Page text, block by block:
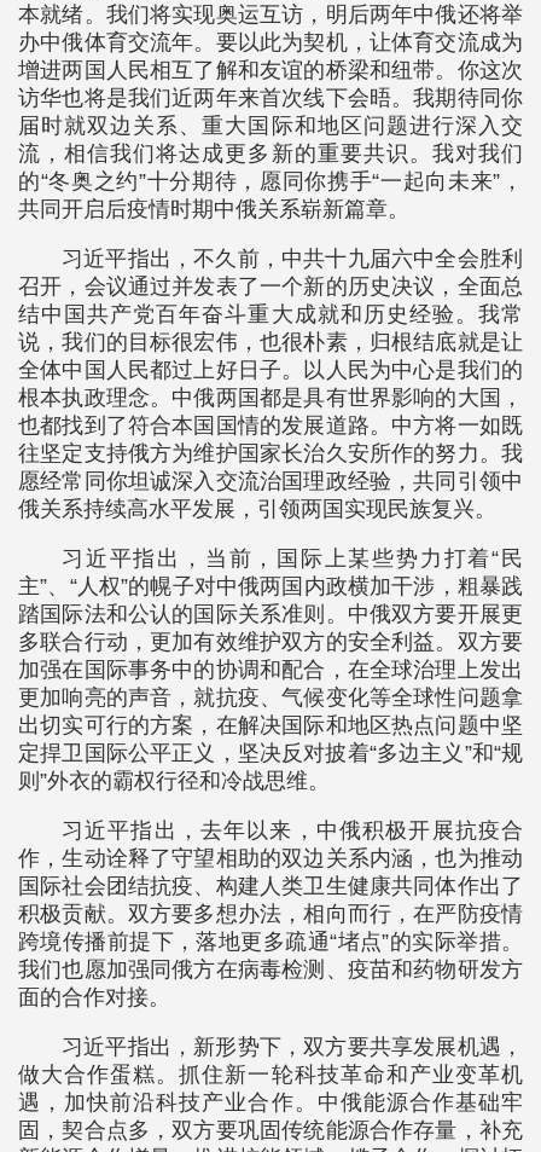
本就绪。我们将实现奥运互访，明后两年中俄还将举
办中俄体育交流年。要以此为契机，让体育交流成为
增进两国人民相互了解和友谊的桥梁和纽带。你这次
访华也将是我们近两年来首次线下会晤。我期待同你
届时就双边关系、重大国际和地区问题进行深入交
流，相信我们将达成更多新的重要共识。我对我们
的“冬奥之约”十分期待，愿同你携手“一起向未来”，
共同开启后疫情时期中俄关系崭新篇章。
习近平指出，不久前，中共十九届六中全会胜利
召开，会议通过并发表了一个新的历史决议，全面总
结中国共产党百年奋斗重大成就和历史经验。我常
说，我们的目标很宏伟，也很朴素，归根结底就是让
全体中国人民都过上好日子。以人民为中心是我们的
根本执政理念。中俄两国都是具有世界影响的大国，
也都找到了符合本国国情的发展道路。中方将一如既
往坚定支持俄方为维护国家长治久安所作的努力。我
愿经常同你坦诚深入交流治国理政经验，共同引领中
俄关系持续高水平发展，引领两国实现民族复兴。
习近平指出，当前，国际上某些势力打着“民
主”、“人权”的幌子对中俄两国内政横加干涉，粗暴践
踏国际法和公认的国际关系准则。中俄双方要开展更
多联合行动，更加有效维护双方的安全利益。双方要
加强在国际事务中的协调和配合，在全球治理上发出
更加响亮的声音，就抗疫、气候变化等全球性问题拿
出切实可行的方案，在解决国际和地区热点问题中坚
定捍卫国际公平正义，坚决反对披着“多边主义”和“规
则”外衣的霸权行径和冷战思维。
习近平指出，去年以来，中俄积极开展抗疫合
作，生动诠释了守望相助的双边关系内涵，也为推动
国际社会团结抗疫、构建人类卫生健康共同体作出了
积极贡献。双方要多想办法，相向而行，在严防疫情
跨境传播前提下，落地更多疏通“堵点”的实际举措。
我们也愿加强同俄方在病毒检测、疫苗和药物研发方
面的合作对接。
习近平指出，新形势下，双方要共享发展机遇，
做大合作蛋糕。抓住新一轮科技革命和产业变革机
遇，加快前沿科技产业合作。中俄能源合作基础牢
固，契合点多，双方要巩固传统能源合作存量，补充